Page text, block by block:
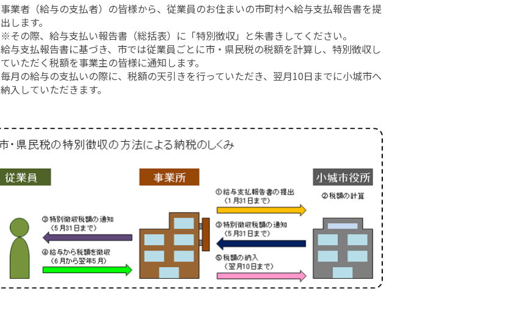
事業者（給与の支払者）の皆様から、従業員のお住まいの市町村へ給与支払報告書を提
出します。
※その際、給与支払い報告書（総括表）に 「特別徴収」 と朱書きしてください。
給与支払報告書に基づき、市では従業員ごとに市・県民税の税額を計算し、特別徴収し
ていただく税額を事業主の皆様に通知します。
毎月の給与の支払いの際に、税額の天引きを行っていただき、翌月10日までに小城市へ
納入していただきます。